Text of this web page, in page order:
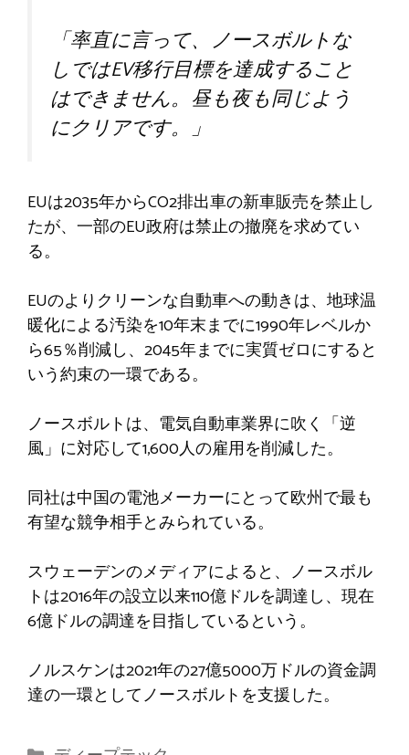
「率直に言って、ノースボルトな
しではEV移行目標を達成すること
はできません。昼も夜も同じよう
にクリアです。」
EUは2035年からCO2排出車の新車販売を禁止し
たが、一部のEU政府は禁止の撤廃を求めてい
る。
EUのよりクリーンな自動車への動きは、地球温
暖化による汚染を10年末までに1990年レベルか
ら65％削減し、2045年までに実質ゼロにすると
いう約束の一環である。
ノースボルトは、電気自動車業界に吹く「逆
風」に対応して1,600人の雇用を削減した。
同社は中国の電池メーカーにとって欧州で最も
有望な競争相手とみられている。
スウェーデンのメディアによると、ノースボル
トは2016年の設立以来110億ドルを調達し、現在
6億ドルの調達を目指しているという。
ノルスケンは2021年の27億5000万ドルの資金調
達の一環としてノースボルトを支援した。